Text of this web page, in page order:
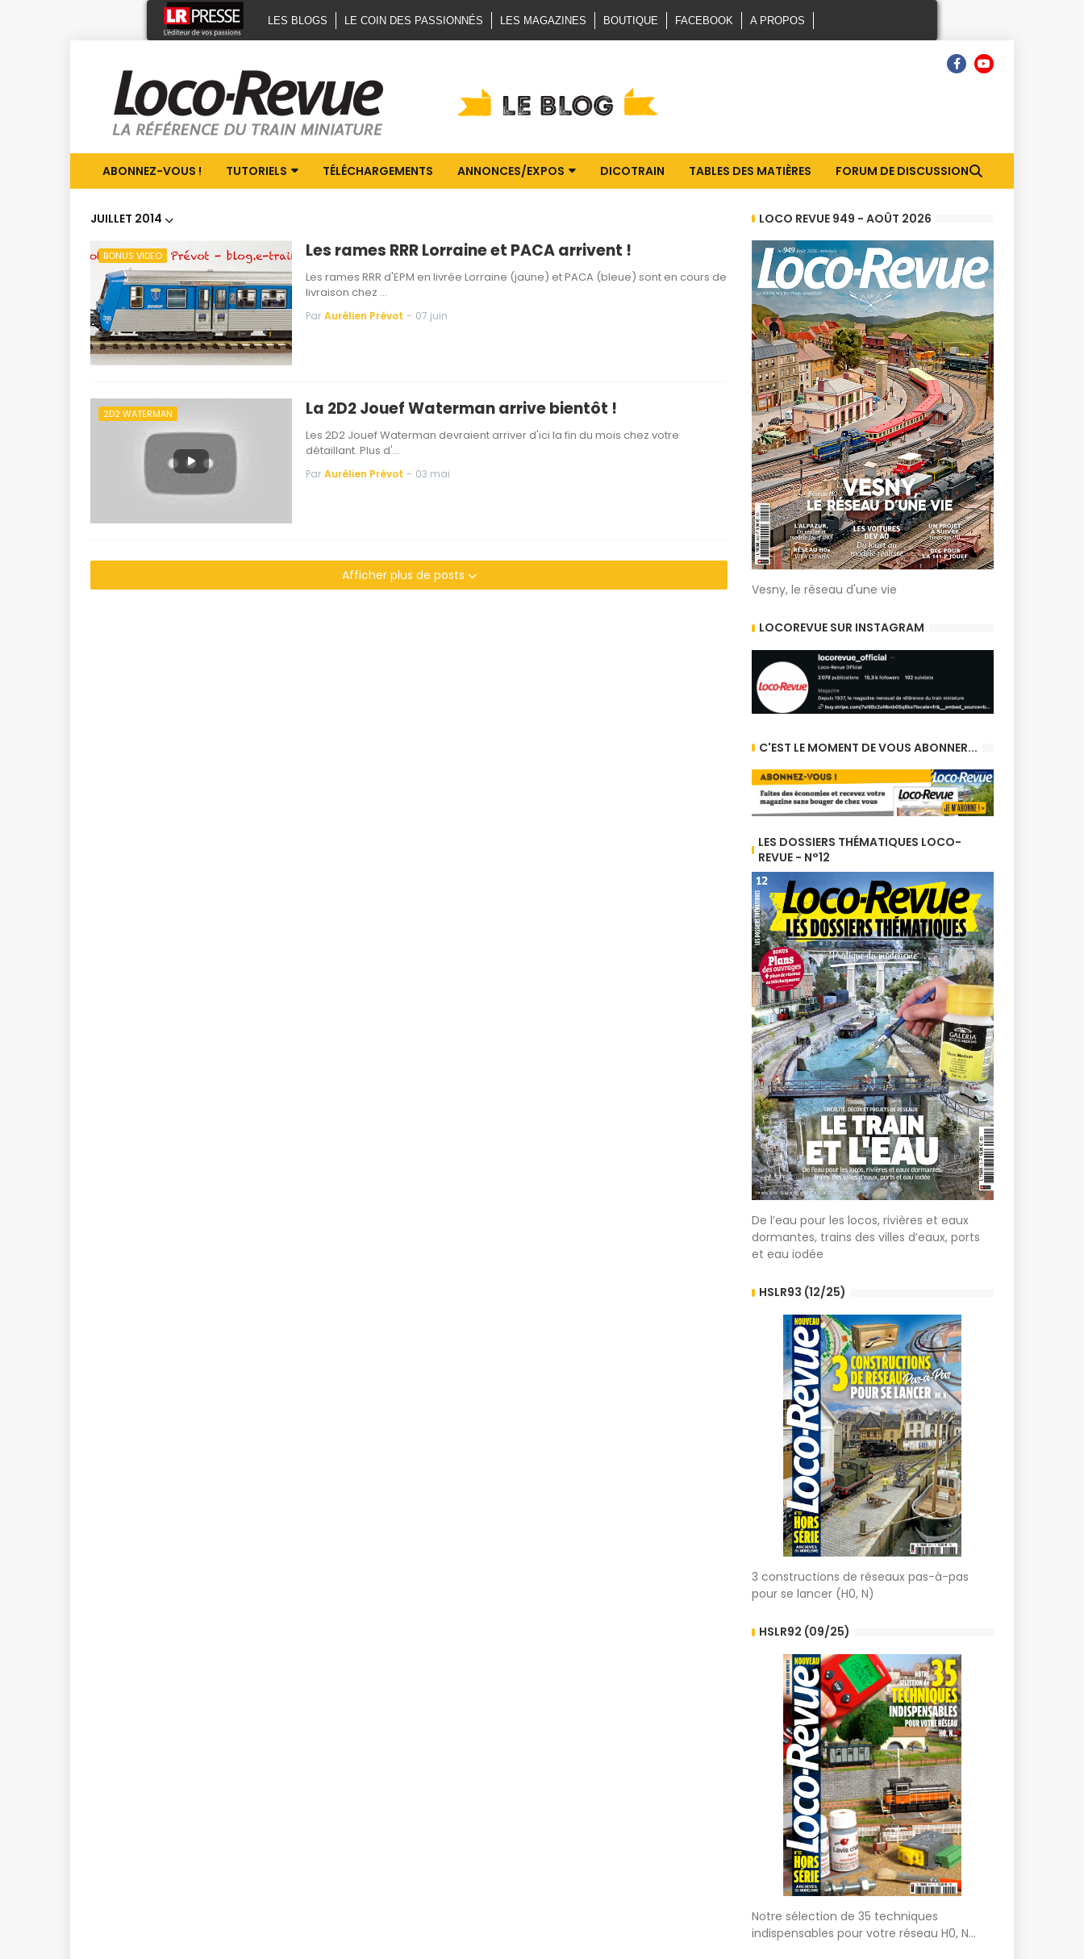
LES BLOGS LE COIN DES PASSIONNÉS LES MAGAZINES BOUTIQUE FACEBOOK A PROPOS
ABONNEZ-VOUS ! TUTORIELS TÉLÉCHARGEMENTS ANNONCES/EXPOS DICOTRAIN TABLES DES MATIÈRES FORUM DE DISCUSSION
JUILLET 2014
BONUS VIDEO Les rames RRR Lorraine et PACA arrivent !
Les rames RRR d'EPM en livrée Lorraine (jaune) et PACA (bleue) sont en cours de
livraison chez …
Par Aurélien Prévot - 07 juin
2D2 WATERMAN La 2D2 Jouef Waterman arrive bientôt !
Les 2D2 Jouef Waterman devraient arriver d'ici la fin du mois chez votre
détaillant. Plus d'…
Par Aurélien Prévot - 03 mai
Afficher plus de posts
LOCO REVUE 949 - AOÛT 2026
Vesny, le réseau d'une vie
LOCOREVUE SUR INSTAGRAM
C'EST LE MOMENT DE VOUS ABONNER...
LES DOSSIERS THÉMATIQUES LOCO-
REVUE - N°12
De l’eau pour les locos, rivières et eaux
dormantes, trains des villes d’eaux, ports
et eau iodée
HSLR93 (12/25)
3 constructions de réseaux pas-à-pas
pour se lancer (H0, N)
HSLR92 (09/25)
Notre sélection de 35 techniques
indispensables pour votre réseau H0, N...